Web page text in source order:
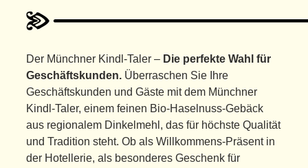
Der Münchner Kindl-Taler – Die perfekte Wahl für
Geschäftskunden. Überraschen Sie Ihre
Geschäftskunden und Gäste mit dem Münchner
Kindl-Taler, einem feinen Bio-Haselnuss-Gebäck
aus regionalem Dinkelmehl, das für höchste Qualität
und Tradition steht. Ob als Willkommens-Präsent in
der Hotellerie, als besonderes Geschenk für